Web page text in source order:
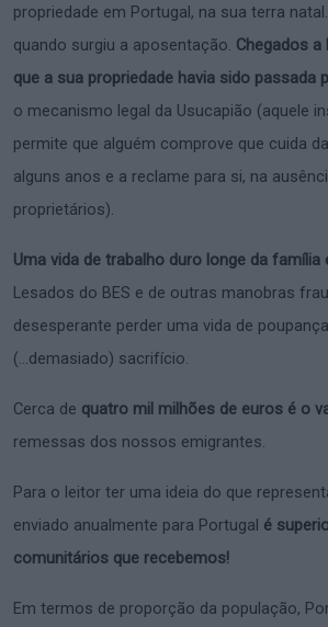
propriedade em Portugal, na sua terra
quando surgiu a aposentação. Chegados
que a sua propriedade havia sido passada
o mecanismo legal da Usucapião (aquele
permite que alguém comprove que cuida
alguns anos e a reclame para si, na
proprietários).
Uma vida de trabalho duro longe da família
Lesados do BES e de outras manobras
desesperante perder uma vida de
(…demasiado) sacrifício.
Cerca de quatro mil milhões de euros é o
remessas dos nossos emigrantes.
Para o leitor ter uma ideia do que
enviado anualmente para Portugal é
comunitários que recebemos!
Em termos de proporção da população,